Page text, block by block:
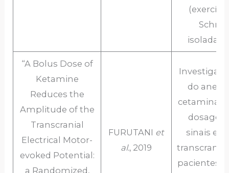
“A Bolus Dose of
Ketamine
Reduces the
Amplitude of the
Transcranial
Electrical Motor-
evoked Potential:
a Randomized,
FURUTANI et
al., 2019
Investigar
do
cetamina
sinais
pacientes